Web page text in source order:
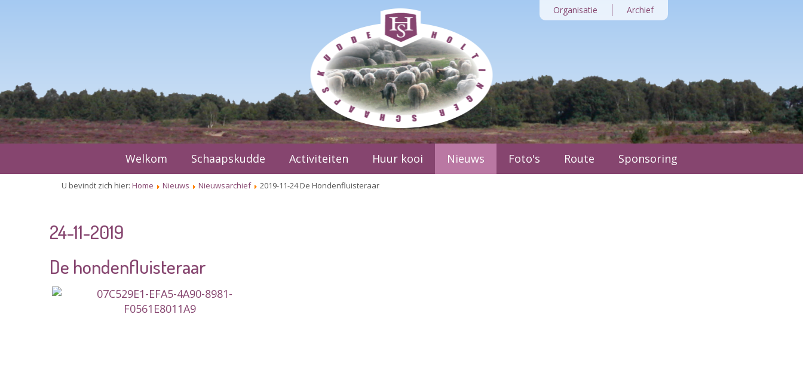
Organisatie Archief
Welkom Schaapskudde Activiteiten Huur kooi Nieuws Foto's Route Sponsoring
U bevindt zich hier: Home Nieuws Nieuwsarchief 2019-11-24 De Hondenfluisteraar
24-11-2019
De hondenfluisteraar